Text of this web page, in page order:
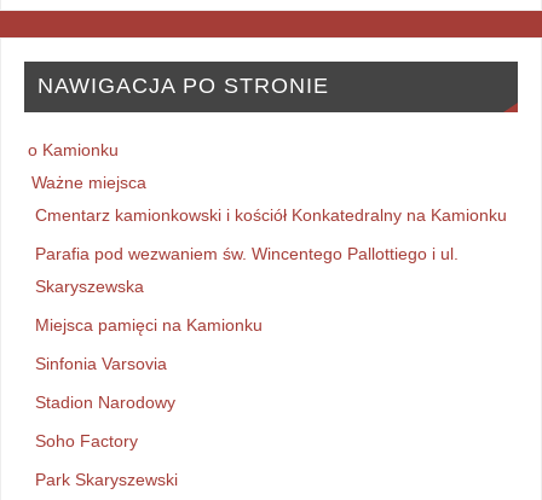
NAWIGACJA PO STRONIE
o Kamionku
Ważne miejsca
Cmentarz kamionkowski i kościół Konkatedralny na Kamionku
Parafia pod wezwaniem św. Wincentego Pallottiego i ul.
Skaryszewska
Miejsca pamięci na Kamionku
Sinfonia Varsovia
Stadion Narodowy
Soho Factory
Park Skaryszewski